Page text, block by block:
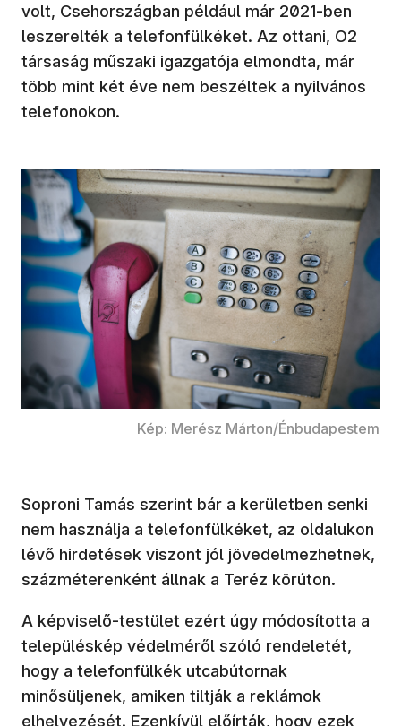
volt, Csehországban például már 2021-ben
leszerelték a telefonfülkéket. Az ottani, O2
társaság műszaki igazgatója elmondta, már
több mint két éve nem beszéltek a nyilvános
telefonokon.
Kép: Merész Márton/Énbudapestem
Soproni Tamás szerint bár a kerületben senki
nem használja a telefonfülkéket, az oldalukon
lévő hirdetések viszont jól jövedelmezhetnek,
százméterenként állnak a Teréz körúton.
A képviselő-testület ezért úgy módosította a
településkép védelméről szóló rendeletét,
hogy a telefonfülkék utcabútornak
minősüljenek, amiken tiltják a reklámok
elhelyezését. Ezenkívül előírták, hogy ezek